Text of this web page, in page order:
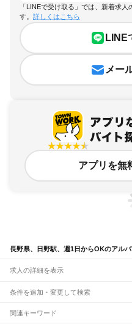
「LINEで受け取る」では、新着求
す。 詳しくはこちら
LINE
メー
アプリを無
長野県、日野駅、週1日からOKのアル
求人の詳細を表示
条件を追加・変更して検索
市区町村を追加・変更
関連キーワード